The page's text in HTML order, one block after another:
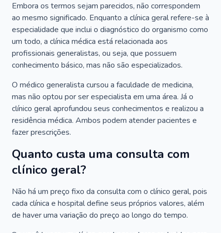
Embora os termos sejam parecidos, não correspondem
ao mesmo significado. Enquanto a clínica geral refere-se à
especialidade que inclui o diagnóstico do organismo como
um todo, a clínica médica está relacionada aos
profissionais generalistas, ou seja, que possuem
conhecimento básico, mas não são especializados.
O médico generalista cursou a faculdade de medicina,
mas não optou por ser especialista em uma área. Já o
clínico geral aprofundou seus conhecimentos e realizou a
residência médica. Ambos podem atender pacientes e
fazer prescrições.
Quanto custa uma consulta com
clínico geral?
Não há um preço fixo da consulta com o clínico geral, pois
cada clínica e hospital define seus próprios valores, além
de haver uma variação do preço ao longo do tempo.